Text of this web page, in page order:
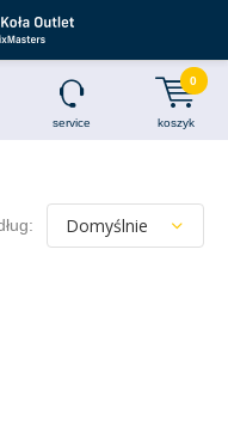
service koszyk
0